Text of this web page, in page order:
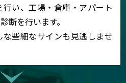
行い、工場・倉庫・アパート
断を行います。
些細なサインも見逃しませ